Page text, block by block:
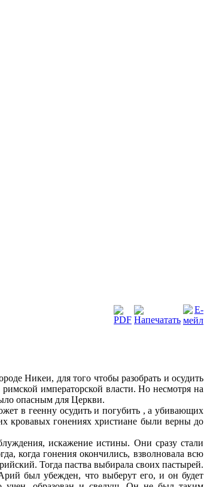
Никеи, для того чтобы разобрать и осудить
императорской власти. Но несмотря на
опасным для Церкви.
в геенну осудить и погубить , а убивающих
кровавых гонениях христиане были верны до
искажение истины. Они сразу стали
когда гонения окончились, взволновала всю
Тогда паства выбирала своих пастырей.
был убежден, что выберут его, и он будет